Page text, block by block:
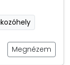
Megnézem